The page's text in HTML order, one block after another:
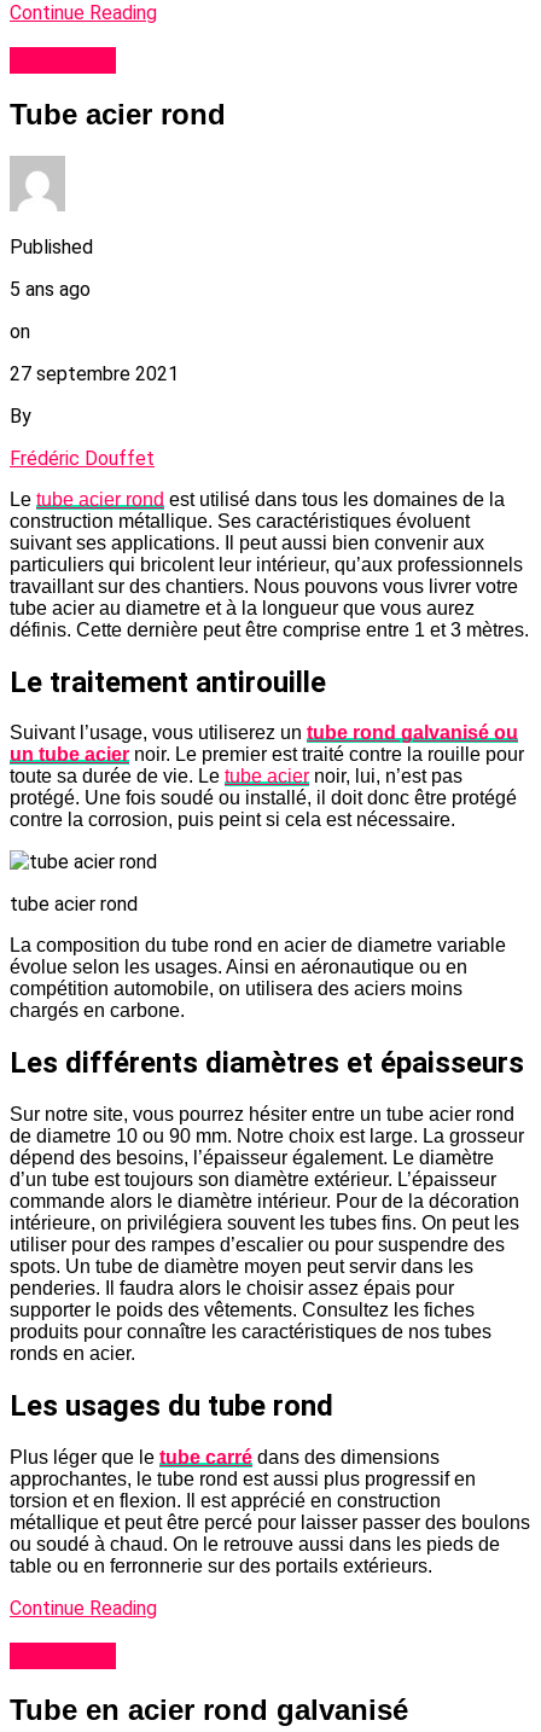
Continue Reading
Tube acier rond
Published
5 ans ago
on
27 septembre 2021
By
Frédéric Douffet
Le tube acier rond est utilisé dans tous les domaines de la
construction métallique. Ses caractéristiques évoluent
suivant ses applications. Il peut aussi bien convenir aux
particuliers qui bricolent leur intérieur, qu’aux professionnels
travaillant sur des chantiers. Nous pouvons vous livrer votre
tube acier au diametre et à la longueur que vous aurez
définis. Cette dernière peut être comprise entre 1 et 3 mètres.
Le traitement antirouille
Suivant l’usage, vous utiliserez un tube rond galvanisé ou
un tube acier noir. Le premier est traité contre la rouille pour
toute sa durée de vie. Le tube acier noir, lui, n’est pas
protégé. Une fois soudé ou installé, il doit donc être protégé
contre la corrosion, puis peint si cela est nécessaire.
tube acier rond
La composition du tube rond en acier de diametre variable
évolue selon les usages. Ainsi en aéronautique ou en
compétition automobile, on utilisera des aciers moins
chargés en carbone.
Les différents diamètres et épaisseurs
Sur notre site, vous pourrez hésiter entre un tube acier rond
de diametre 10 ou 90 mm. Notre choix est large. La grosseur
dépend des besoins, l’épaisseur également. Le diamètre
d’un tube est toujours son diamètre extérieur. L’épaisseur
commande alors le diamètre intérieur. Pour de la décoration
intérieure, on privilégiera souvent les tubes fins. On peut les
utiliser pour des rampes d’escalier ou pour suspendre des
spots. Un tube de diamètre moyen peut servir dans les
penderies. Il faudra alors le choisir assez épais pour
supporter le poids des vêtements. Consultez les fiches
produits pour connaître les caractéristiques de nos tubes
ronds en acier.
Les usages du tube rond
Plus léger que le tube carré dans des dimensions
approchantes, le tube rond est aussi plus progressif en
torsion et en flexion. Il est apprécié en construction
métallique et peut être percé pour laisser passer des boulons
ou soudé à chaud. On le retrouve aussi dans les pieds de
table ou en ferronnerie sur des portails extérieurs.
Continue Reading
Tube en acier rond galvanisé